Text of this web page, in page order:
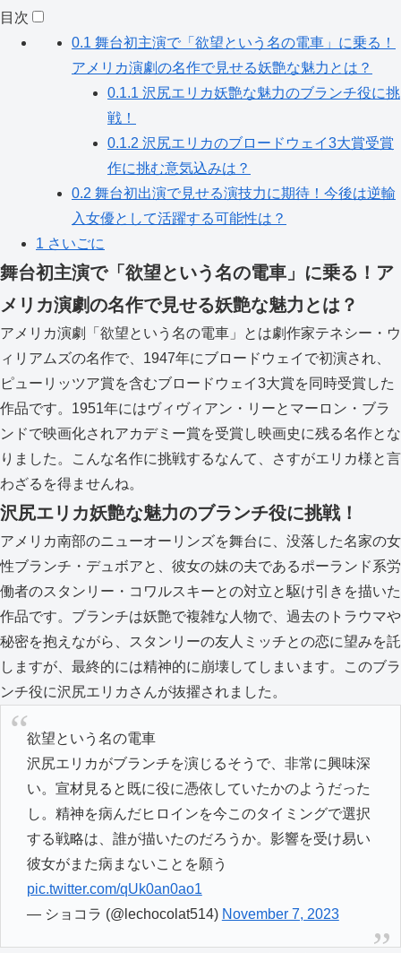
目次
0.1 舞台初主演で「欲望という名の電車」に乗る！
アメリカ演劇の名作で見せる妖艶な魅力とは？
0.1.1 沢尻エリカ妖艶な魅力のブランチ役に挑
戦！
0.1.2 沢尻エリカのブロードウェイ3大賞受賞
作に挑む意気込みは？
0.2 舞台初出演で見せる演技力に期待！今後は逆輸
入女優として活躍する可能性は？
1 さいごに
舞台初主演で「欲望という名の電車」に乗る！ア
メリカ演劇の名作で見せる妖艶な魅力とは？
アメリカ演劇「欲望という名の電車」とは劇作家テネシー・ウ
ィリアムズの名作で、1947年にブロードウェイで初演され、
ピューリッツア賞を含むブロードウェイ3大賞を同時受賞した
作品です。1951年にはヴィヴィアン・リーとマーロン・ブラ
ンドで映画化されアカデミー賞を受賞し映画史に残る名作とな
りました。こんな名作に挑戦するなんて、さすがエリカ様と言
わざるを得ませんね。
沢尻エリカ妖艶な魅力のブランチ役に挑戦！
アメリカ南部のニューオーリンズを舞台に、没落した名家の女
性ブランチ・デュボアと、彼女の妹の夫であるポーランド系労
働者のスタンリー・コワルスキーとの対立と駆け引きを描いた
作品です。ブランチは妖艶で複雑な人物で、過去のトラウマや
秘密を抱えながら、スタンリーの友人ミッチとの恋に望みを託
しますが、最終的には精神的に崩壊してしまいます。このブラ
ンチ役に沢尻エリカさんが抜擢されました。
欲望という名の電車
沢尻エリカがブランチを演じるそうで、非常に興味深
い。宣材見ると既に役に憑依していたかのようだった
し。精神を病んだヒロインを今このタイミングで選択
する戦略は、誰が描いたのだろうか。影響を受け易い
彼女がまた病まないことを願う
pic.twitter.com/qUk0an0ao1
— ショコラ (@lechocolat514) November 7, 2023